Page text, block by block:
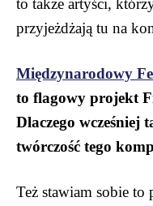
to także artyści,
przyjeżdżają tu na
Międzynarodowy
to flagowy projekt
Dlaczego wcześniej
twórczość tego
Też stawiam sobie to